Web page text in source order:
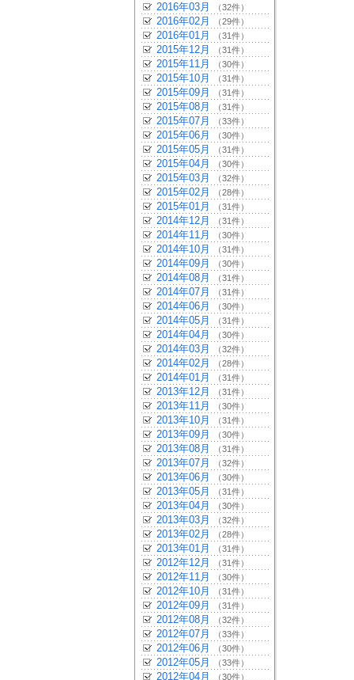
2016年03月 （32件）
2016年02月 （29件）
2016年01月 （31件）
2015年12月 （31件）
2015年11月 （30件）
2015年10月 （31件）
2015年09月 （31件）
2015年08月 （31件）
2015年07月 （33件）
2015年06月 （30件）
2015年05月 （31件）
2015年04月 （30件）
2015年03月 （32件）
2015年02月 （28件）
2015年01月 （31件）
2014年12月 （31件）
2014年11月 （30件）
2014年10月 （31件）
2014年09月 （30件）
2014年08月 （31件）
2014年07月 （31件）
2014年06月 （30件）
2014年05月 （31件）
2014年04月 （30件）
2014年03月 （32件）
2014年02月 （28件）
2014年01月 （31件）
2013年12月 （31件）
2013年11月 （30件）
2013年10月 （31件）
2013年09月 （30件）
2013年08月 （31件）
2013年07月 （32件）
2013年06月 （30件）
2013年05月 （31件）
2013年04月 （30件）
2013年03月 （32件）
2013年02月 （28件）
2013年01月 （31件）
2012年12月 （31件）
2012年11月 （30件）
2012年10月 （31件）
2012年09月 （31件）
2012年08月 （32件）
2012年07月 （33件）
2012年06月 （30件）
2012年05月 （33件）
2012年04月 （30件）